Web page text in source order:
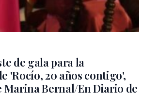
de gala para la
'Rocío, 20 años contigo',
Bernal/En Diario de